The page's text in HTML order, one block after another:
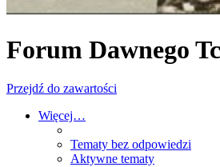
Forum Dawnego
Przejdź do zawartości
Więcej…
Tematy bez odpowiedzi
Aktywne tematy